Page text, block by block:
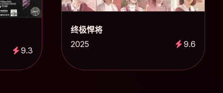
9.3
终极悍将
2025
9.6